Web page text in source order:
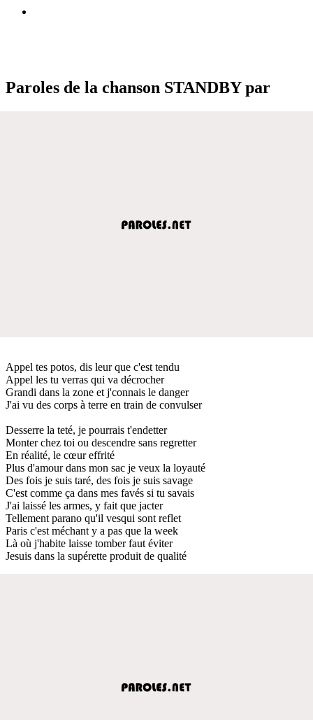
Paroles de la chanson STANDBY par
Appel tes potos, dis leur que c'est tendu
Appel les tu verras qui va décrocher
Grandi dans la zone et j'connais le danger
J'ai vu des corps à terre en train de convulser
Desserre la teté, je pourrais t'endetter
Monter chez toi ou descendre sans regretter
En réalité, le cœur effrité
Plus d'amour dans mon sac je veux la loyauté
Des fois je suis taré, des fois je suis savage
C'est comme ça dans mes favés si tu savais
J'ai laissé les armes, y fait que jacter
Tellement parano qu'il vesqui sont reflet
Paris c'est méchant y a pas que la week
Là où j'habite laisse tomber faut éviter
Jesuis dans la supérette produit de qualité